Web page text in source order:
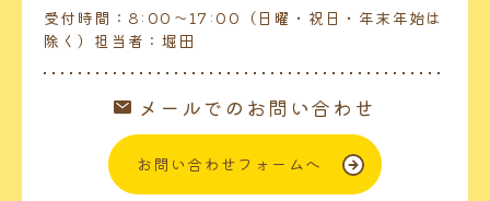
受付時間：8:00～17:00（日曜・祝日・年末年始は
除く）担当者：堀田
メールでのお問い合わせ
お問い合わせフォームへ